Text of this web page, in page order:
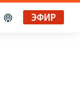
ЭФИР